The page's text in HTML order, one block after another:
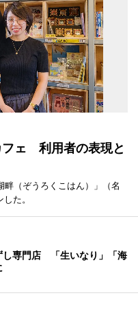
フェ 利用者の表現と
（ぞうろくこはん）」（名
た。
し専門店 「生いなり」「海